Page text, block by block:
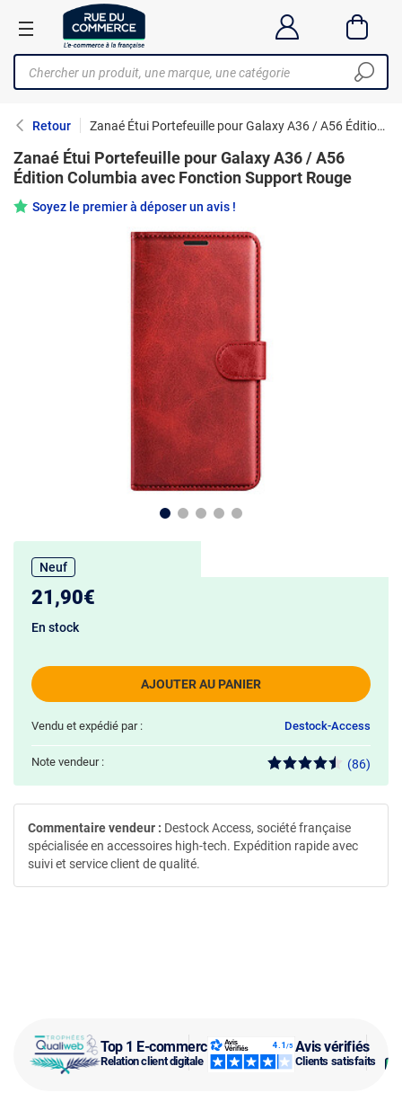
Retour Zanaé Étui Portefeuille pour Galaxy A36 / A56 Édition Columbia avec Fonction Support Rouge
Top 1 E-commerce
Relation client digitale
Avis vérifiés
Clients satisfaits
Zanaé Étui Portefeuille pour Galaxy A36 / A56
Édition Columbia avec Fonction Support Rouge
Soyez le premier à déposer un avis !
Neuf
21,90€
AJOUTER AU PANIER
En stock
Vendu et expédié par : Destock-Access
Note vendeur : (86)
Commentaire vendeur : Destock Access, société française
spécialisée en accessoires high-tech. Expédition rapide avec
suivi et service client de qualité.